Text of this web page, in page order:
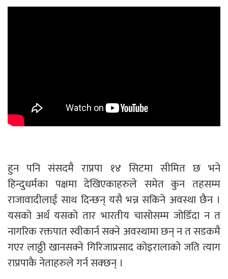
हुन पनि संसदमै राप्रपा १४ सिटमा सीमित छ भने
हिन्दुधर्मका पक्षमा देखिएकाहरुले समेत कुन तहसम्म
राजावादीलाई साथ दिन्छन् यसै भन्न सकिने अवस्था छैन ।
यसको अर्थ यसको तार भारतीय चासोसम्म जोडिँदा न त
नागरिक रक्तपात स्वीकार्न सक्ने अवस्थामा छन् न त सडकमै
गएर लाठ्ठी खानसक्ने गिरिजाप्रसाद कोइरालाको जति त्याग
राप्रपाकै नेताहरुले गर्न सक्छन् ।